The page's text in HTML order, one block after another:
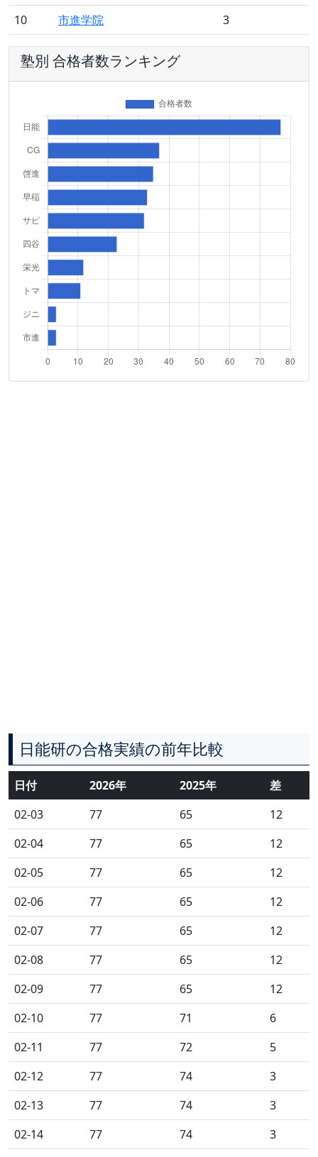
10
市進学院 3
塾別 合格者数ランキング
日能研の合格実績の前年比較
日付 2026年 2025年
差
02-03
77 65
12
02-04
77 65
12
02-05
77 65
12
02-06
77 65
12
02-07
77 65
12
02-08
77 65
12
02-09
77 65
12
02-10
77 71
6
02-11
77 72
5
02-12
77 74
3
02-13
77 74
3
02-14
77 74
3